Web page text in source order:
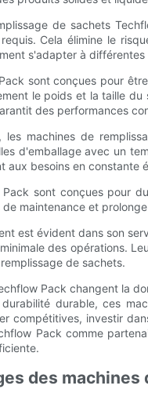
de sachets
Cela élimine le
s'adapter à
sont conçues pour
le poids et la taille
des performances
machines de
d'emballage avec un
besoins en constante
sont conçues pour
maintenance et
est évident dans son
des opérations.
de sachets.
Pack changent la
durable, ces
compétitives, investir
Pack comme
des